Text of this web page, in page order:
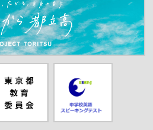
会（別ウイ
ドウが開き
ピーキングテ
スト（別ウイ
ンドウが開き